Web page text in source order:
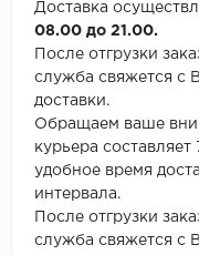
Доставка
08.00 до 21.00.
После отгрузки
служба свяжется с
доставки.
Обращаем ваше
курьера
удобное время
интервала.
После отгрузки
служба свяжется с